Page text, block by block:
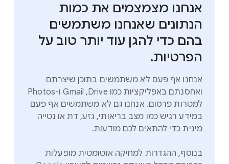
אנחנו מצמצמים את כמות
הנתונים שאנחנו משתמשים
בהם כדי להגן עוד יותר טוב על
הפרטיות.
אנחנו אף פעם לא משתמשים בתוכן שיצרתם
ואחסנתם באפליקציות כמו Drive‏, Gmail ו-Photos
למטרות פרסום. אנחנו גם לא משתמשים אף פעם
במידע רגיש כמו מצב בריאותי, גזע, דת או נטייה
מינית כדי להתאים לכם מודעות.
בנוסף, ההגדרות למחיקה אוטומטית מופעלות